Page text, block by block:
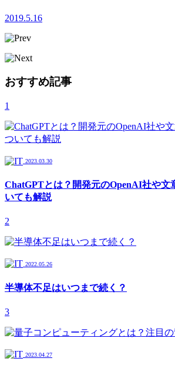
2019.5.16
おすすめ記事
1
2023.03.30
ChatGPTとは？開発元のOpenAI社や文
いても解説
2
2022.05.26
半導体不足はいつまで続く？
3
2023.04.27